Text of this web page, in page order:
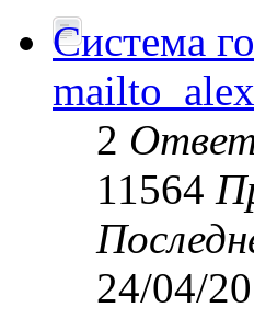
Система
mailto_alex
2
11564
24/04/